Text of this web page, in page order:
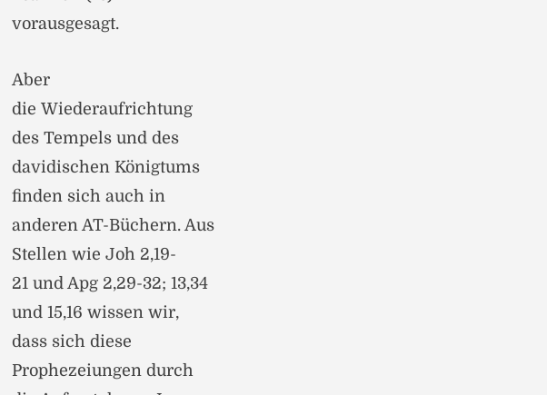
vorausgesagt.
Aber
die Wiederaufrichtung
des Tempels und des
davidischen Königtums
finden sich auch in
anderen AT-Büchern. Aus
Stellen wie Joh 2,19-
21 und Apg 2,29-32; 13,34
und 15,16 wissen wir,
dass sich diese
Prophezeiungen durch